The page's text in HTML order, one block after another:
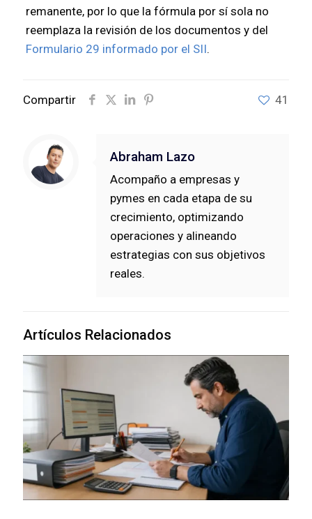
remanente, por lo que la fórmula por sí sola no
reemplaza la revisión de los documentos y del
Formulario 29 informado por el SII.
Compartir 41
Abraham Lazo
Acompaño a empresas y
pymes en cada etapa de su
crecimiento, optimizando
operaciones y alineando
estrategias con sus objetivos
reales.
Artículos Relacionados